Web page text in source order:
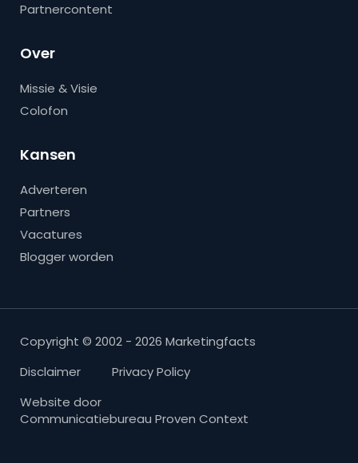
Partnercontent
Over
Missie & Visie
Colofon
Kansen
Adverteren
Partners
Vacatures
Blogger worden
Copyright © 2002 - 2026 Marketingfacts
Disclaimer
Privacy Policy
Website door
Communicatiebureau Proven Context